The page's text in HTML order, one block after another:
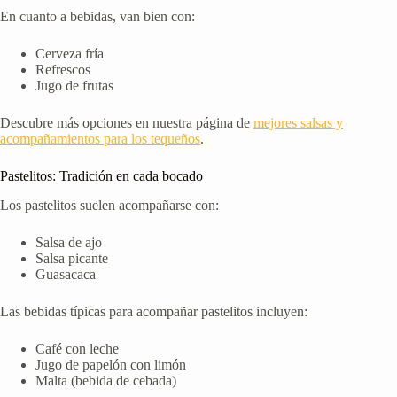
En cuanto a bebidas, van bien con:
Cerveza fría
Refrescos
Jugo de frutas
Descubre más opciones en nuestra página de mejores salsas y
acompañamientos para los tequeños.
Pastelitos: Tradición en cada bocado
Los pastelitos suelen acompañarse con:
Salsa de ajo
Salsa picante
Guasacaca
Las bebidas típicas para acompañar pastelitos incluyen:
Café con leche
Jugo de papelón con limón
Malta (bebida de cebada)